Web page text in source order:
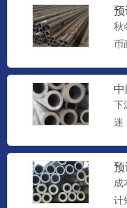
预
秋
币
交
下
迷
预
调
成
计